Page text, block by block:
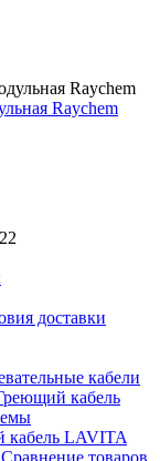
Raychem
доставки
кабели
кабель
кабель LAVITA
Сравнение товаров